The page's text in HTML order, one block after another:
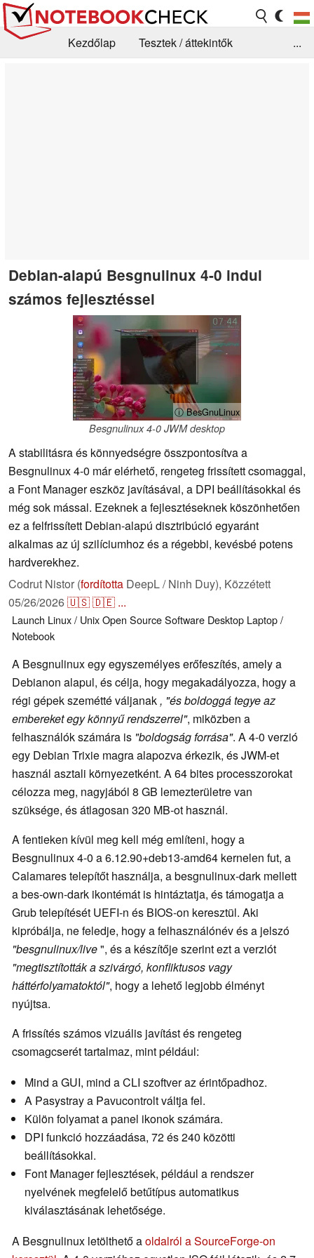
Kezdőlap
Tesztek / áttekintők
...
Debian-alapú Besgnulinux 4-0 indul
számos fejlesztéssel
ⓘ BesGnuLinux
Besgnulinux 4-0 JWM desktop
A stabilitásra és könnyedségre összpontosítva a
Besgnulinux 4-0 már elérhető, rengeteg frissített csomaggal,
a Font Manager eszköz javításával, a DPI beállításokkal és
még sok mással. Ezeknek a fejlesztéseknek köszönhetően
ez a felfrissített Debian-alapú disztribúció egyaránt
alkalmas az új szilíciumhoz és a régebbi, kevésbé potens
hardverekhez.
Codrut Nistor (fordította DeepL / Ninh Duy), Közzétett
05/26/2026🇺🇸🇩🇪 ...
Launch Linux / UnixOpen SourceSoftware Desktop Laptop /
Notebook
A Besgnulinux egy egyszemélyes erőfeszítés, amely a
Debianon alapul, és célja, hogy megakadályozza, hogy a
régi gépek szemétté váljanak, "és boldoggá tegye az
embereket egy könnyű rendszerrel", miközben a
felhasználók számára is "boldogság forrása". A 4-0 verzió
egy Debian Trixie magra alapozva érkezik, és JWM-et
használ asztali környezetként. A 64 bites processzorokat
célozza meg, nagyjából 8 GB lemezterületre van
szüksége, és átlagosan 320 MB-ot használ.
A fentieken kívül meg kell még említeni, hogy a
Besgnulinux 4-0 a 6.12.90+deb13-amd64 kernelen fut, a
Calamares telepítőt használja, a besgnulinux-dark mellett
a bes-own-dark ikontémát is hintáztatja, és támogatja a
Grub telepítését UEFI-n és BIOS-on keresztül. Aki
kipróbálja, ne feledje, hogy a felhasználónév és a jelszó
"besgnulinux/live", és a készítője szerint ezt a verziót
"megtisztították a szivárgó, konfliktusos vagy
háttérfolyamatoktól", hogy a lehető legjobb élményt
nyújtsa.
A frissítés számos vizuális javítást és rengeteg
csomagcserét tartalmaz, mint például:
Mind a GUI, mind a CLI szoftver az érintőpadhoz.
A Pasystray a Pavucontrolt váltja fel.
Külön folyamat a panel ikonok számára.
DPI funkció hozzáadása, 72 és 240 közötti
beállításokkal.
Font Manager fejlesztések, például a rendszer
nyelvének megfelelő betűtípus automatikus
kiválasztásának lehetősége.
A Besgnulinux letölthető aoldalról a SourceForge-on